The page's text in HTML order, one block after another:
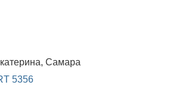
Самара
5356